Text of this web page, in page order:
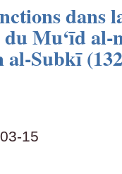
dans
Mu‘īd
Subkī
15